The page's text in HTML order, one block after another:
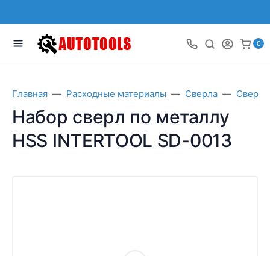
0
Главная Расходные материалы Сверла
Набор сверл по металлу
HSS INTERTOOL SD-0013